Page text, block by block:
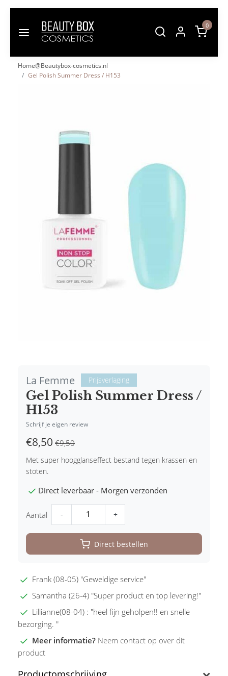
0
Home@Beautybox-cosmetics.nl
Gel Polish Summer Dress / H153
La Femme Prijsverlaging
Gel Polish Summer Dress /
H153
Schrijf je eigen review
€8,50 €9,50
Met super hoogglanseffect bestand tegen krassen en
stoten.
Direct leverbaar - Morgen verzonden
Aantal - +
Direct bestellen
Frank (08-05) "Geweldige service"
Samantha (26-4) "Super product en top levering!"
Lillianne(08-04) : "heel fijn geholpen!! en snelle
bezorging. "
Meer informatie? Neem contact op over dit
product